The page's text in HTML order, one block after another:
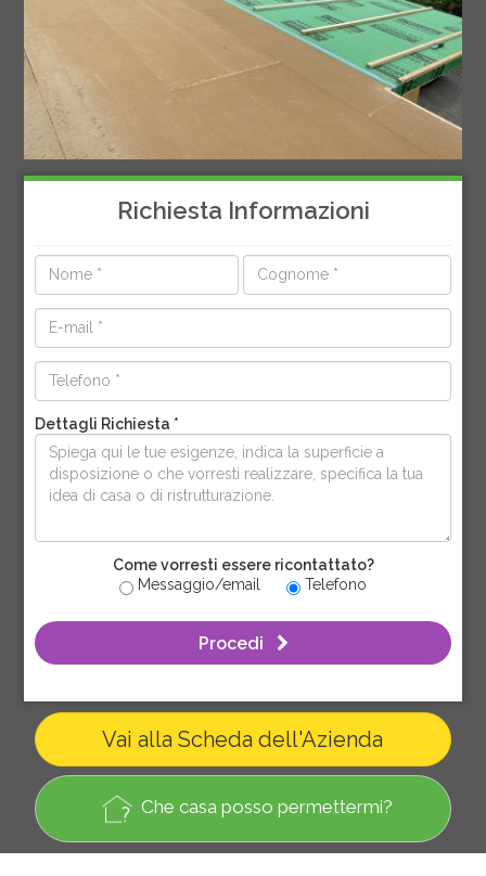
Richiesta Informazioni
Dettagli Richiesta *
Come vorresti essere ricontattato?
Messaggio/email
Telefono
Procedi
Che casa posso permettermi?
Vai alla Scheda dell'Azienda